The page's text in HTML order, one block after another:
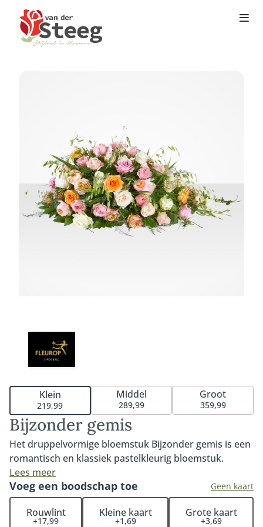
Bijzonder gemis
Het druppelvormige bloemstuk Bijzonder gemis is een
romantisch en klassiek pastelkleurig bloemstuk.
Bijzonder gemis is een druppelvormig rouwstuk met
fijne materialen en bloemen in zachte kleuren. Er zijn
onder andere bloemen gebruikt die in het vroege
voorjaar opkomen. Verkrijgbaar in 60cm, 80cm of
Lees meer
Klein
219,99
Middel
289,99
Groot
359,99
Voeg een boodschap toe Geen kaart
Rouwlint
+17,99
Kleine kaart
+1,69
Grote kaart
+3,69